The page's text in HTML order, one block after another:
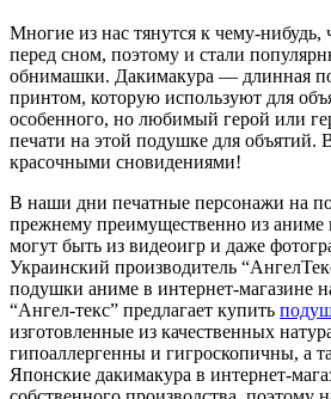
Многие из нас тянутся к чему-нибудь,
перед сном, поэтому и стали
обнимашки. Дакимакура — длинная
принтом, которую используют для
особенного, но любимый герой или
печати на этой подушке для объятий.
красочными сновидениями!
В наши дни печатные персонажи на
прежнему преимущественно из аниме
могут быть из видеоигр и даже
Украинский производитель
подушки аниме в интернет-магазине
“Ангел-текс” предлагает купить
изготовленные из качественных
гипоаллергенны и гигроскопичны, а
Японские дакимакура в интернет-